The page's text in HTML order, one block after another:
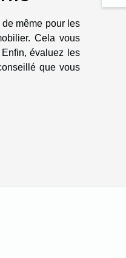
même pour les
Cela vous
évaluez les
que vous